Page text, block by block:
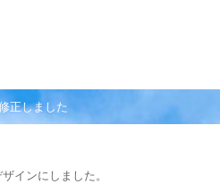
正しました
インにしました。